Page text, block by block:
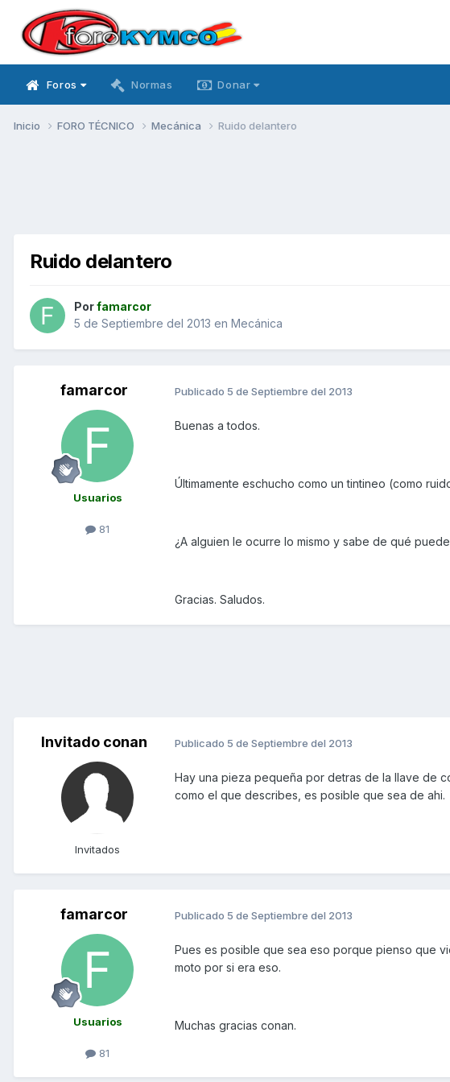
Foros Normas Donar
Inicio FORO TÉCNICO Mecánica Ruido delantero
Ruido delantero
Porfamarcor
5 de Septiembre del 2013 en Mecánica
famarcor
Usuarios
81
Publicado 5 de Septiembre del 2013
Buenas a todos.
Últimamente eschucho como un tintineo (como
¿A alguien le ocurre lo mismo y sabe de qué
Gracias. Saludos.
Invitado conan
Invitados
Publicado 5 de Septiembre del 2013
Hay una pieza pequeña por detras de la llave de
como el que describes, es posible que sea de ahi.
famarcor
Usuarios
81
Publicado 5 de Septiembre del 2013
Pues es posible que sea eso porque pienso que
moto por si era eso.
Muchas gracias conan.